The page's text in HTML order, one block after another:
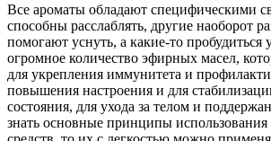
Все ароматы обладают специфическими
способны расслаблять, другие наоборот
помогают уснуть, а какие-то пробудиться
огромное количество эфирных масел,
для укрепления иммунитета и
повышения настроения и для
состояния, для ухода за телом и
знать основные принципы использования